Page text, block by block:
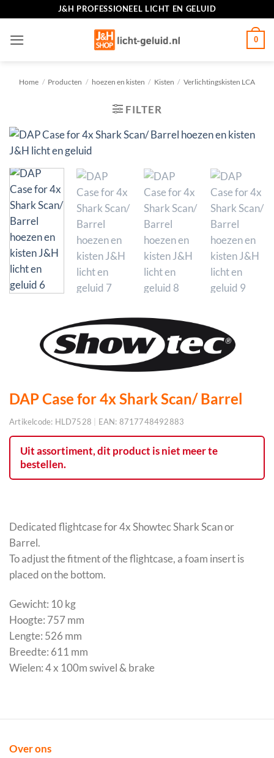
inhoud
J&H PROFESSIONEEL LICHT EN GELUID
0
Home / Producten / hoezen en kisten / Kisten / Verlichtingskisten LCA
FILTER
DAP Case for 4x Shark Scan/ Barrel
Artikelcode: HLD7528 EAN: 8717748492883
Uit assortiment, dit product is niet meer te
bestellen.
Dedicated flightcase for 4x Showtec Shark Scan or
Barrel.
To adjust the fitment of the flightcase, a foam insert is
placed on the bottom.
Gewicht: 10 kg
Hoogte: 757 mm
Lengte: 526 mm
Breedte: 611 mm
Wielen: 4 x 100m swivel & brake
Over ons